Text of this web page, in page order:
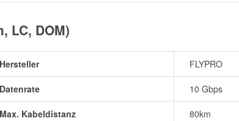
LC, DOM)
Hersteller FLYPRO
Datenrate 10 Gbps
Max. Kabeldistanz 80km